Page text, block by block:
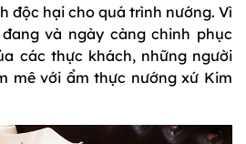
độc hại cho quá trình nướng. Vì
và ngày càng chinh phục
các thực khách, những người
mê với ẩm thực nướng xứ Kim